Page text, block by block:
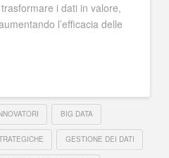
i dati in valore,
l’efficacia delle
BIG DATA
GESTIONE DEI DATI